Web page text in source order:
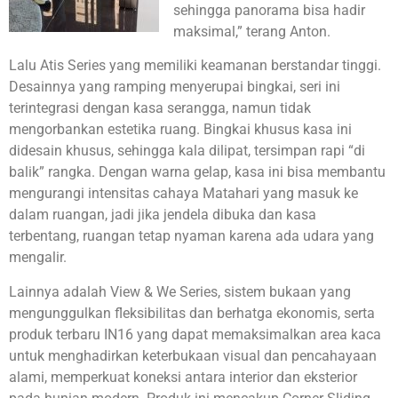
sehingga panorama bisa hadir
maksimal,” terang Anton.
Lalu Atis Series yang memiliki keamanan berstandar tinggi.
Desainnya yang ramping menyerupai bingkai, seri ini
terintegrasi dengan kasa serangga, namun tidak
mengorbankan estetika ruang. Bingkai khusus kasa ini
didesain khusus, sehingga kala dilipat, tersimpan rapi “di
balik” rangka. Dengan warna gelap, kasa ini bisa membantu
mengurangi intensitas cahaya Matahari yang masuk ke
dalam ruangan, jadi jika jendela dibuka dan kasa
terbentang, ruangan tetap nyaman karena ada udara yang
mengalir.
Lainnya adalah View & We Series, sistem bukaan yang
mengunggulkan fleksibilitas dan berhatga ekonomis, serta
produk terbaru IN16 yang dapat memaksimalkan area kaca
untuk menghadirkan keterbukaan visual dan pencahayaan
alami, memperkuat koneksi antara interior dan eksterior